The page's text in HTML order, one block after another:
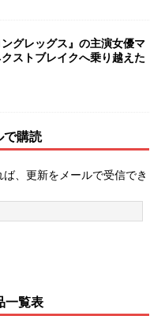
グレッグス』の主演女優マ
ストブレイクへ乗り越えた
で購読
、更新をメールで受信でき
一覧表